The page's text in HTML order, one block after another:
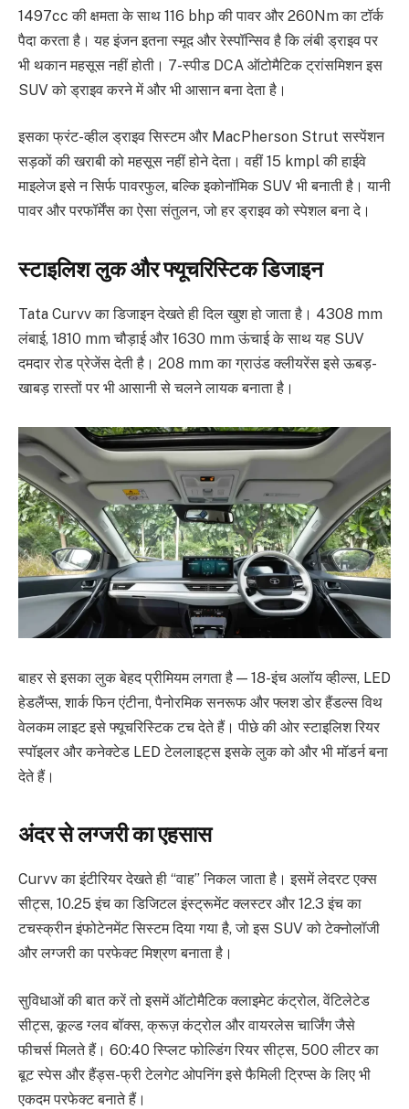
1497cc की क्षमता के साथ 116 bhp की पावर और 260Nm का टॉर्क
पैदा करता है। यह इंजन इतना स्मूद और रेस्पॉन्सिव है कि लंबी ड्राइव पर
भी थकान महसूस नहीं होती। 7-स्पीड DCA ऑटोमैटिक ट्रांसमिशन इस
SUV को ड्राइव करने में और भी आसान बना देता है।
इसका फ्रंट-व्हील ड्राइव सिस्टम और MacPherson Strut सस्पेंशन
सड़कों की खराबी को महसूस नहीं होने देता। वहीं 15 kmpl की हाईवे
माइलेज इसे न सिर्फ पावरफुल, बल्कि इकोनॉमिक SUV भी बनाती है। यानी
पावर और परफॉर्मेंस का ऐसा संतुलन, जो हर ड्राइव को स्पेशल बना दे।
स्टाइलिश लुक और फ्यूचरिस्टिक डिजाइन
Tata Curvv का डिजाइन देखते ही दिल खुश हो जाता है। 4308 mm
लंबाई, 1810 mm चौड़ाई और 1630 mm ऊंचाई के साथ यह SUV
दमदार रोड प्रेजेंस देती है। 208 mm का ग्राउंड क्लीयरेंस इसे ऊबड़-
खाबड़ रास्तों पर भी आसानी से चलने लायक बनाता है।
बाहर से इसका लुक बेहद प्रीमियम लगता है — 18-इंच अलॉय व्हील्स, LED
हेडलैंप्स, शार्क फिन एंटीना, पैनोरमिक सनरूफ और फ्लश डोर हैंडल्स विथ
वेलकम लाइट इसे फ्यूचरिस्टिक टच देते हैं। पीछे की ओर स्टाइलिश रियर
स्पॉइलर और कनेक्टेड LED टेललाइट्स इसके लुक को और भी मॉडर्न बना
देते हैं।
अंदर से लग्जरी का एहसास
Curvv का इंटीरियर देखते ही “वाह” निकल जाता है। इसमें लेदरट एक्स
सीट्स, 10.25 इंच का डिजिटल इंस्ट्रूमेंट क्लस्टर और 12.3 इंच का
टचस्क्रीन इंफोटेनमेंट सिस्टम दिया गया है, जो इस SUV को टेक्नोलॉजी
और लग्जरी का परफेक्ट मिश्रण बनाता है।
सुविधाओं की बात करें तो इसमें ऑटोमैटिक क्लाइमेट कंट्रोल, वेंटिलेटेड
सीट्स, कूल्ड ग्लव बॉक्स, क्रूज़ कंट्रोल और वायरलेस चार्जिंग जैसे
फीचर्स मिलते हैं। 60:40 स्प्लिट फोल्डिंग रियर सीट्स, 500 लीटर का
बूट स्पेस और हैंड्स-फ्री टेलगेट ओपनिंग इसे फैमिली ट्रिप्स के लिए भी
एकदम परफेक्ट बनाते हैं।